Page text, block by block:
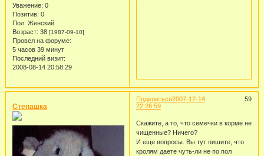
Уважение: 0
Позитив: 0
Пол: Женский
Возраст: 38 [1987-09-10]
Провел на форуме:
5 часов 39 минут
Последний визит:
2008-08-14 20:58:29
Поделиться 59
2007-12-14
22:26:59
Степашка
Скажите, а то, что семечки в корме не
чищенные? Ничего?
И еще вопросы. Вы тут пишите, что
кролям даете чуть-ли не по пол